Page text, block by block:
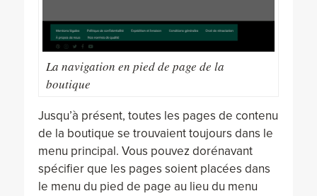
La navigation en pied de page de la
boutique
Jusqu’à présent, toutes les pages de contenu
de la boutique se trouvaient toujours dans le
menu principal. Vous pouvez dorénavant
spécifier que les pages soient placées dans
le menu du pied de page au lieu du menu